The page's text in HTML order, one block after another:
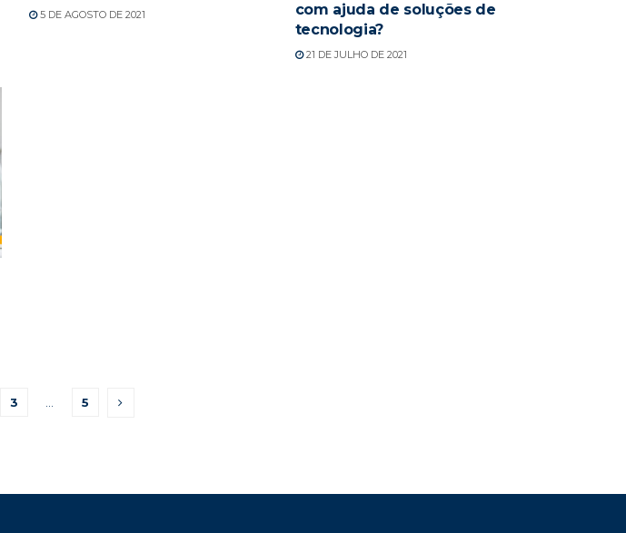
5 DE AGOSTO DE 2021
com ajuda de soluções de
tecnologia?
21 DE JULHO DE 2021
3 5